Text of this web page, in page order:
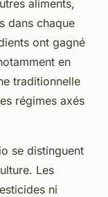
aliments,
dans chaque
ont gagné
en
traditionnelle
régimes axés
se distinguent
Les
ni